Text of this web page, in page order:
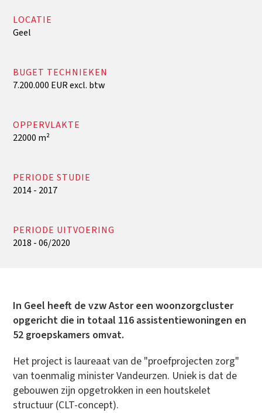
LOCATIE
Geel
BUGET TECHNIEKEN
7.200.000 EUR excl. btw
OPPERVLAKTE
22000 m²
PERIODE STUDIE
2014 - 2017
PERIODE UITVOERING
2018 - 06/2020
In Geel heeft de vzw Astor een woonzorgcluster
opgericht die in totaal 116 assistentiewoningen en
52 groepskamers omvat.
Het project is laureaat van de "proefprojecten zorg"
van toenmalig minister Vandeurzen. Uniek is dat de
gebouwen zijn opgetrokken in een houtskelet
structuur (CLT-concept).